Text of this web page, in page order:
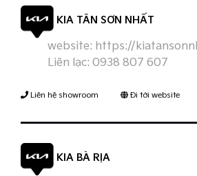
KIA TÂN SƠN NHẤT
website: https://
Liên lạc: 0938 807 607
Liên hệ showroom Đi tới website
KIA BÀ RỊA